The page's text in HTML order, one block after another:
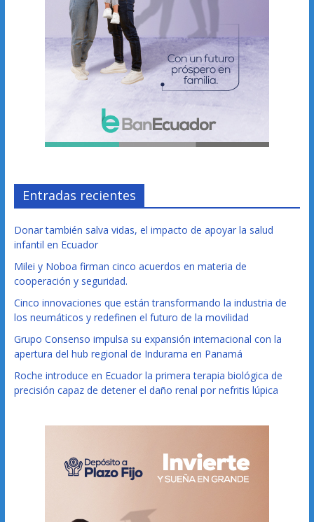
Entradas recientes
Donar también salva vidas, el impacto de apoyar la salud
infantil en Ecuador
Milei y Noboa firman cinco acuerdos en materia de
cooperación y seguridad.
Cinco innovaciones que están transformando la industria de
los neumáticos y redefinen el futuro de la movilidad
Grupo Consenso impulsa su expansión internacional con la
apertura del hub regional de Indurama en Panamá
Roche introduce en Ecuador la primera terapia biológica de
precisión capaz de detener el daño renal por nefritis lúpica